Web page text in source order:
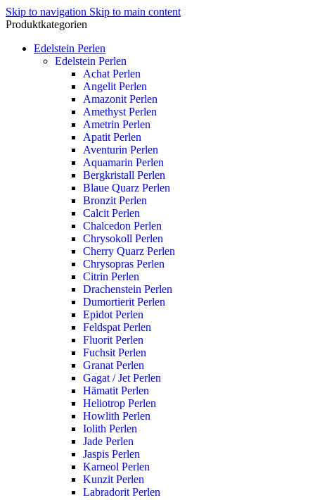
Skip to navigation Skip to main content
Produktkategorien
Edelstein Perlen
Edelstein Perlen
Achat Perlen
Angelit Perlen
Amazonit Perlen
Amethyst Perlen
Ametrin Perlen
Apatit Perlen
Aventurin Perlen
Aquamarin Perlen
Bergkristall Perlen
Blaue Quarz Perlen
Bronzit Perlen
Calcit Perlen
Chalcedon Perlen
Chrysokoll Perlen
Cherry Quarz Perlen
Chrysopras Perlen
Citrin Perlen
Drachenstein Perlen
Dumortierit Perlen
Epidot Perlen
Feldspat Perlen
Fluorit Perlen
Fuchsit Perlen
Granat Perlen
Gagat / Jet Perlen
Hämatit Perlen
Heliotrop Perlen
Howlith Perlen
Iolith Perlen
Jade Perlen
Jaspis Perlen
Karneol Perlen
Kunzit Perlen
Labradorit Perlen